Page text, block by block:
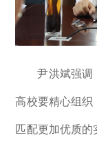
尹洪斌强调
高校要精心组
匹配更加优质